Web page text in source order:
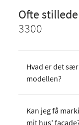
Ofte
3300
Hvad er det
modellen?
Kan jeg få
mit hus'